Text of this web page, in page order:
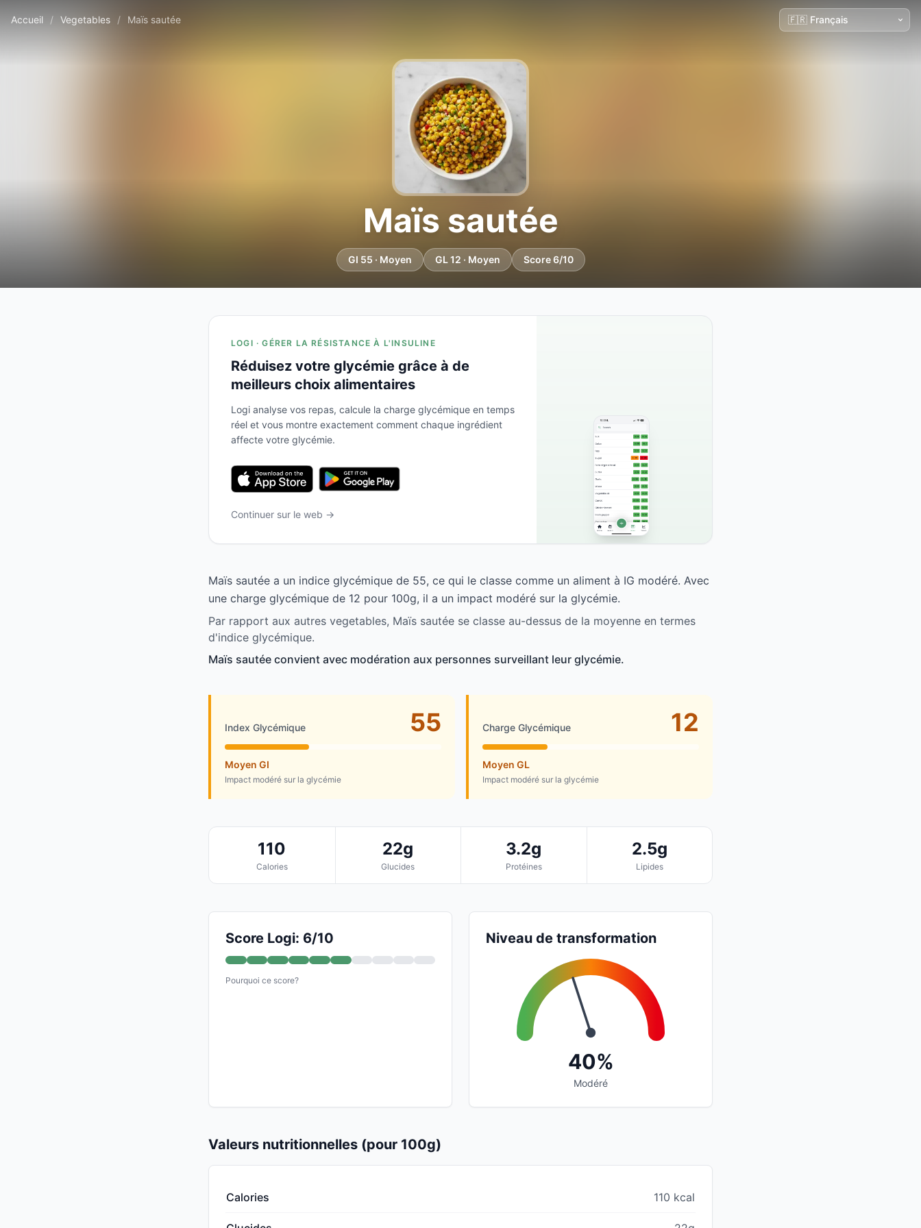
Accueil / Vegetables / Maïs sautée
Maïs sautée
GI 55 · Moyen GL 12 · Moyen Score 6/10
LOGI · GÉRER LA RÉSISTANCE À L'INSULINE
Réduisez votre glycémie grâce à de
meilleurs choix alimentaires
Logi analyse vos repas, calcule la charge glycémique en temps
réel et vous montre exactement comment chaque ingrédient
affecte votre glycémie.
Continuer sur le web →
Maïs sautée a un indice glycémique de 55, ce qui le classe comme un aliment à IG modéré. Avec
une charge glycémique de 12 pour 100g, il a un impact modéré sur la glycémie.
Par rapport aux autres vegetables, Maïs sautée se classe au-dessus de la moyenne en termes
d'indice glycémique.
Maïs sautée convient avec modération aux personnes surveillant leur glycémie.
Index Glycémique 55
Moyen GI
Impact modéré sur la glycémie
Charge Glycémique 12
Moyen GL
Impact modéré sur la glycémie
110
Calories
22g
Glucides
3.2g
Protéines
2.5g
Lipides
Score Logi: 6/10
Pourquoi ce score?
Niveau de transformation
40%
Modéré
Valeurs nutritionnelles (pour 100g)
Calories 110 kcal